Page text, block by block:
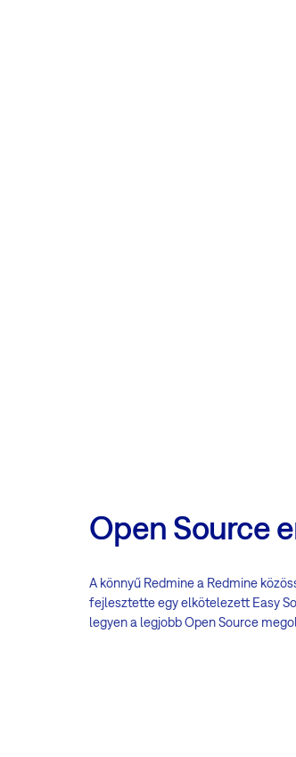
Open Source
A könnyű Redmine a Redmine
fejlesztette egy elkötelezett Easy
legyen a legjobb Open Source